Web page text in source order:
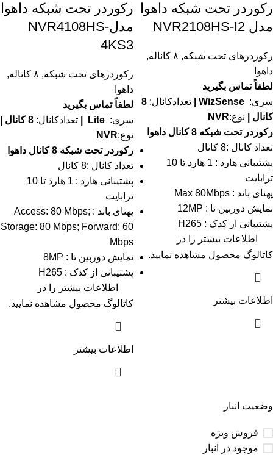
وضعیت انبار
فروش ویژه
موجود در انبار
رکوردر تحت شبکه داهوا
مدل NVR2108HS-I2
رکوردرهای تحت شبکه, ۸ کاناله
,
داهوا
لطفاً تماس بگیرید
سری:
تعدادکانال: 8
کانال | نوع:NVR
رکوردر تحت شبکه 8 کانال داهوا
تعداد کانال :8 کانال
پشتیبانی هارد : 1 هارد تا 10
ترابایت
پهنای باند : Max 80Mbps
نمایش دوربین تا : 12MP
پشتیبانی از کدک : H265
اطلاعات بیشتر را در
کاتالوگ محصول مشاهده نمایید.
اطلاعات بیشتر
رکوردر تحت شبکه داهوا
مدلNVR4108HS-
4KS3
رکوردرهای تحت شبکه, ۸ کاناله
,
داهوا
لطفاً تماس بگیرید
سری:
تعدادکانال:
نوع:NVR
رکوردر تحت شبکه 8 کانال داهوا
تعداد کانال :8 کانال
پشتیبانی هارد : 1 هارد تا 10
ترابایت
پهنای باند : Access: 80 Mbps;
Storage: 80 Mbps; Forward: 60
Mbps
نمایش دوربین تا : 8MP
پشتیبانی از کدک : H265
اطلاعات بیشتر را در
کاتالوگ محصول مشاهده نمایید.
اطلاعات بیشتر